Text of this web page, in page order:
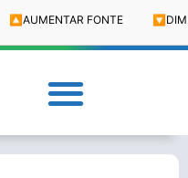
🔼 AUMENTAR FONTE 🔽